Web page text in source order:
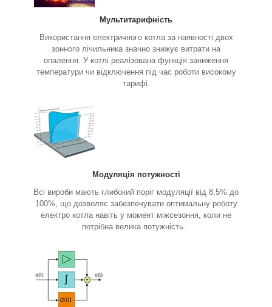
Мультитарифність
Використання електричного котла за наявності двох
зонного лічильника значно знижує витрати на
опалення. У котлі реалізована функція заниження
температури чи відключення під час роботи високому
тарифі.
Модуляція потужності
Всі вироби мають глибокий поріг модуляції від 8,5% до
100%, що дозволяє забезпечувати оптимальну роботу
електро котла навіть у момент міжсезоння, коли не
потрібна велика потужність.